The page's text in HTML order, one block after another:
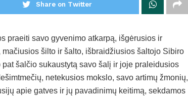
Share on Twitter
praeiti savo gyvenimo atkarpą, išgėrusios ir
šilto ir šalto, išbraidžiusios šaltojo Sibiro
šalčio sukaustytą savo šalį ir joje praleidusios
netekusios mokslo, savo artimų žmonių,
apie gatves ir jų pavadinimų keitimą, sekdamos